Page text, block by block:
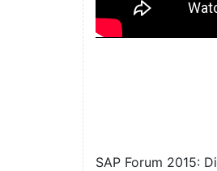
SAP Forum 2015: